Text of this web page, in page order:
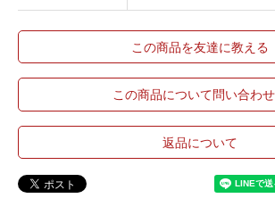
この商品を友達に教える
この商品について問い合わ
返品について